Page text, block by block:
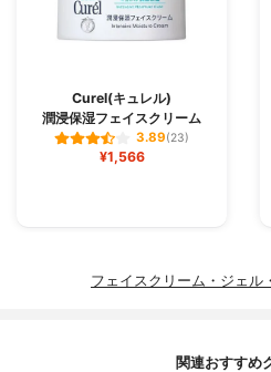
Curel(キュレル)
潤浸保湿フェイスクリーム
3.89(23)
¥1,566
フェイスクリーム・ジェル
関連おすすめ